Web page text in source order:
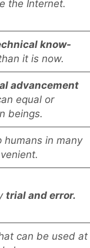
the Internet.
know-
it is now.
advancement
equal or
beings.
humans in many
trial and error.
can be used at